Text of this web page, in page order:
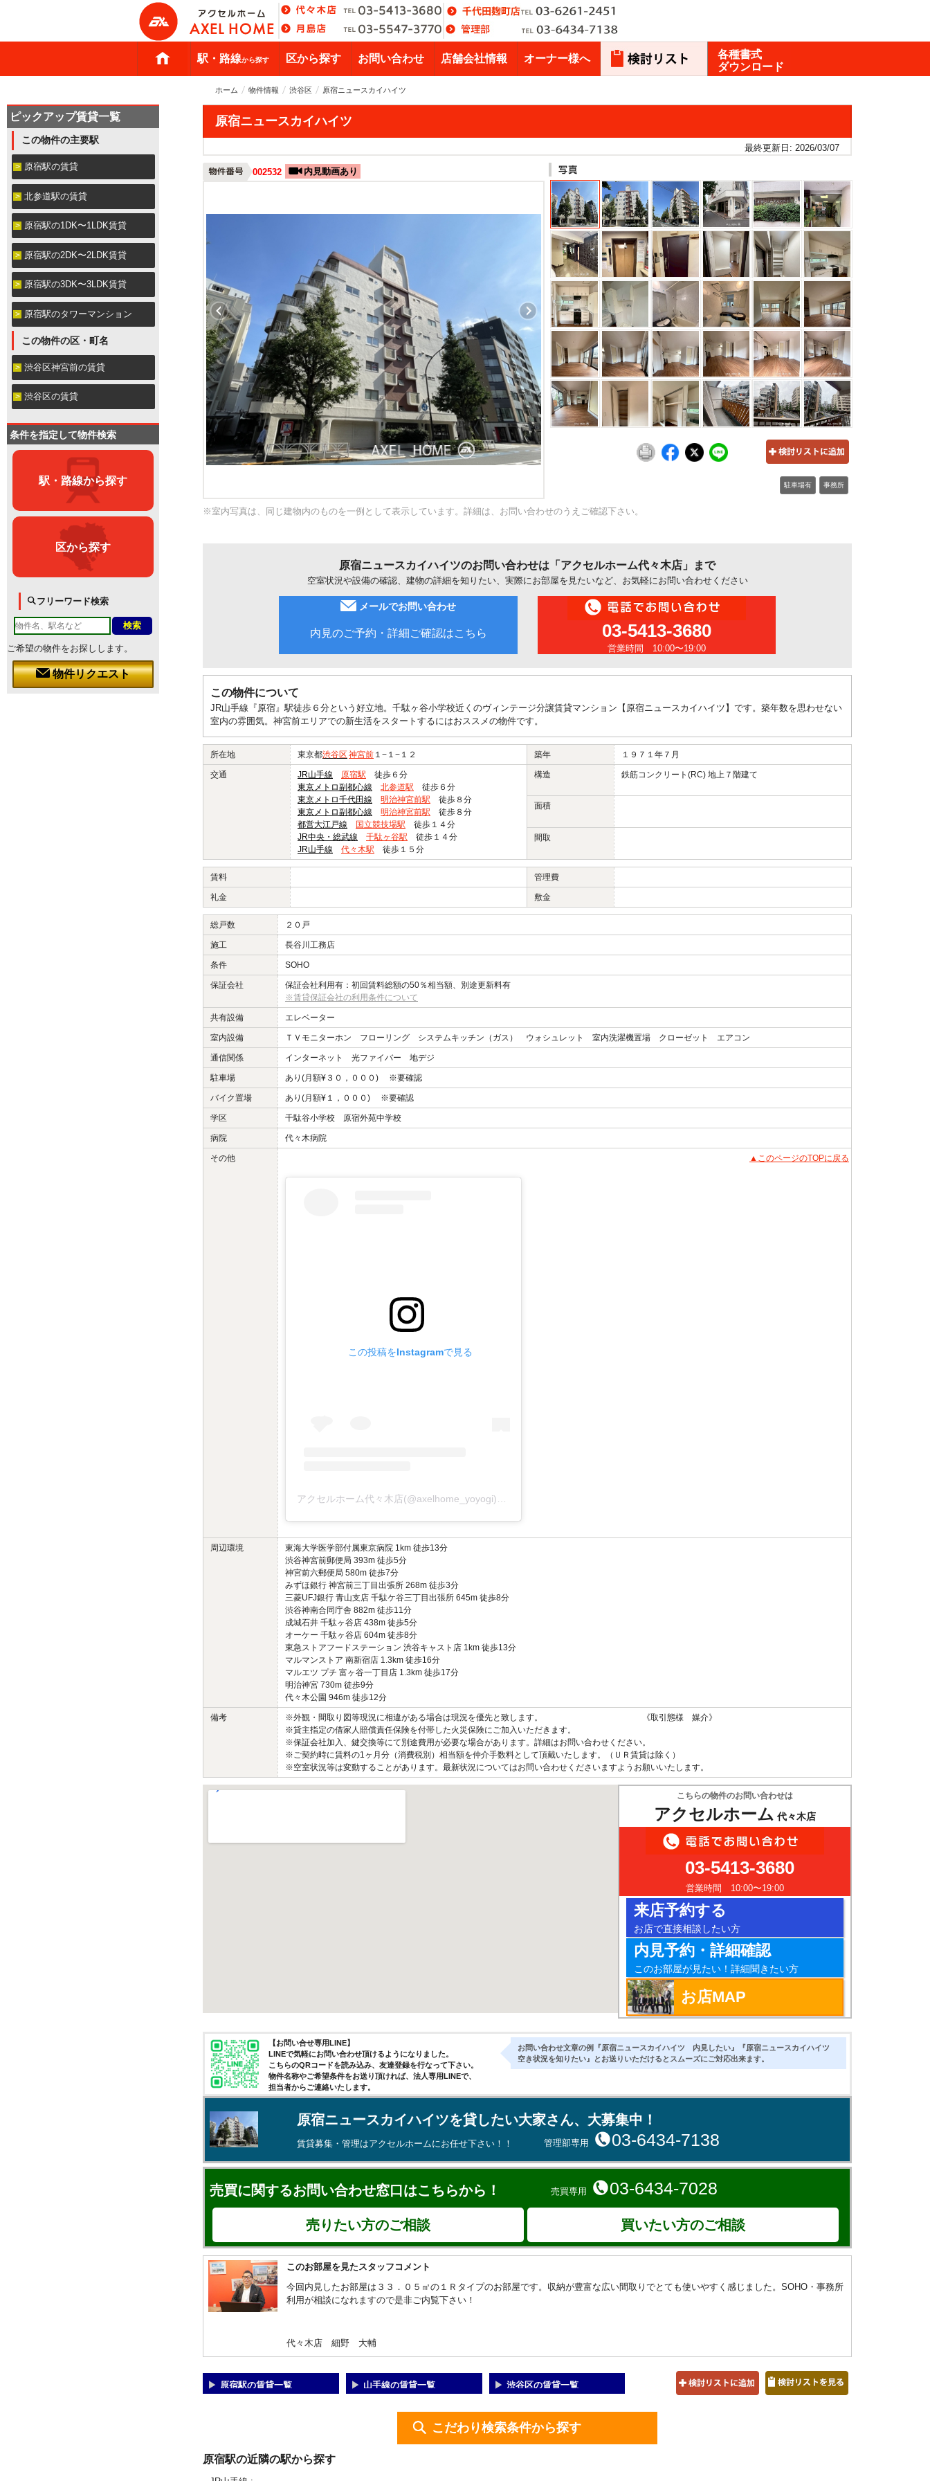
駅・路線から探す 区から探す お問い合わせ 店舗会社情報 オーナー様へ
各種書式
ダウンロード
ホーム 物件情報 渋谷区 原宿ニュースカイハイツ
原宿ニュースカイハイツ
最終更新日: 2026/03/07
002532 内見動画あり
駐車場有 事務所
※室内写真は、同じ建物内のものを一例として表示しています。詳細は、お問い合わせのうえご確認下さい。
原宿ニュースカイハイツのお問い合わせは「アクセルホーム代々木店」まで
空室状況や設備の確認、建物の詳細を知りたい、実際にお部屋を見たいなど、お気軽にお問い合わせください
メールでお問い合わせ
内見のご予約・詳細ご確認はこちら 03-5413-3680
営業時間 10:00〜19:00
この物件について
JR山手線『原宿』駅徒歩６分という好立地。千駄ヶ谷小学校近くのヴィンテージ分譲賃貸マンション【原宿ニュースカイハイツ】です。築年数を思わせない
室内の雰囲気。神宮前エリアでの新生活をスタートするにはおススメの物件です。
所在地 東京都渋谷区 神宮前 １−１−１２ 築年 １９７１年７月
交通 JR山手線 原宿駅 徒歩６分
東京メトロ副都心線
北参道駅 徒歩６分
東京メトロ千代田線
明治神宮前駅 徒歩８分
東京メトロ副都心線
明治神宮前駅 徒歩８分
都営大江戸線
国立競技場駅 徒歩１４分
JR中央・総武線
千駄ヶ谷駅 徒歩１４分
JR山手線
代々木駅 徒歩１５分
構造 鉄筋コンクリート(RC) 地上７階建て
面積
間取
賃料 管理費
礼金 敷金
総戸数 ２０戸
施工 長谷川工務店
条件 SOHO
保証会社
保証会社利用有：初回賃料総額の50％相当額、別途更新料有
※賃貸保証会社の利用条件について
共有設備 エレベーター
室内設備 ＴＶモニターホン フローリング システムキッチン（ガス） ウォシュレット 室内洗濯機置場 クローゼット エアコン
通信関係 インターネット 光ファイバー 地デジ
駐車場 あり(月額¥３０，０００) ※要確認
バイク置場 あり(月額¥１，０００) ※要確認
学区 千駄谷小学校 原宿外苑中学校
病院 代々木病院
その他 ▲このページのTOPに戻る
この投稿をInstagramで見る
周辺環境
東海大学医学部付属東京病院 1km 徒歩13分
渋谷神宮前郵便局 393m 徒歩5分
神宮前六郵便局 580m 徒歩7分
みずほ銀行 神宮前三丁目出張所 268m 徒歩3分
三菱UFJ銀行 青山支店 千駄ケ谷三丁目出張所 645m 徒歩8分
渋谷神南合同庁舎 882m 徒歩11分
成城石井 千駄ヶ谷店 438m 徒歩5分
オーケー 千駄ヶ谷店 604m 徒歩8分
東急ストアフードステーション 渋谷キャスト店 1km 徒歩13分
マルマンストア 南新宿店 1.3km 徒歩16分
マルエツ プチ 富ヶ谷一丁目店 1.3km 徒歩17分
明治神宮 730m 徒歩9分
代々木公園 946m 徒歩12分
備考
※外観・間取り図等現況に相違がある場合は現況を優先と致します。 《取引態様 媒介》
※貸主指定の借家人賠償責任保険を付帯した火災保険にご加入いただきます。
※保証会社加入、鍵交換等にて別途費用が必要な場合があります。詳細はお問い合わせください。
※ご契約時に賃料の1ヶ月分（消費税別）相当額を仲介手数料として頂戴いたします。（ＵＲ賃貸は除く）
※空室状況等は変動することがあります。最新状況についてはお問い合わせくださいますようお願いいたします。
こちらの物件のお問い合わせは
アクセルホーム 代々木店
03-5413-3680
営業時間 10:00〜19:00
来店予約する
お店で直接相談したい方
内見予約・詳細確認
このお部屋が見たい！詳細聞きたい方
お店MAP
【お問い合せ専用LINE】
LINEで気軽にお問い合わせ頂けるようになりました。
こちらのQRコードを読み込み、友達登録を行なって下さい。
物件名称やご希望条件をお送り頂ければ、法人専用LINEで、
担当者からご連絡いたします。
お問い合わせ文章の例『原宿ニュースカイハイツ 内見したい』『原宿ニュースカイハイツ
空き状況を知りたい』とお送りいただけるとスムーズにご対応出来ます。
原宿ニュースカイハイツを貸したい大家さん、大募集中！
賃貸募集・管理はアクセルホームにお任せ下さい！！ 管理部専用 03-6434-7138
売買に関するお問い合わせ窓口はこちらから！ 売買専用 03-6434-7028
売りたい方のご相談 買いたい方のご相談
このお部屋を見たスタッフコメント
今回内見したお部屋は３３．０５㎡の１Ｒタイプのお部屋です。収納が豊富な広い間取りでとても使いやすく感じました。SOHO・事務所
利用が相談になれますので是非ご内覧下さい！
代々木店 細野 大輔
原宿駅の賃貸一覧 山手線の賃貸一覧 渋谷区の賃貸一覧
こだわり検索条件から探す
原宿駅の近隣の駅から探す
ピックアップ賃貸一覧
この物件の主要駅
原宿駅の賃貸
北参道駅の賃貸
原宿駅の1DK〜1LDK賃貸
原宿駅の2DK〜2LDK賃貸
原宿駅の3DK〜3LDK賃貸
原宿駅のタワーマンション
この物件の区・町名
渋谷区神宮前の賃貸
渋谷区の賃貸
条件を指定して物件検索
駅・路線から探す
区から探す
フリーワード検索
ご希望の物件をお探しします。
物件リクエスト